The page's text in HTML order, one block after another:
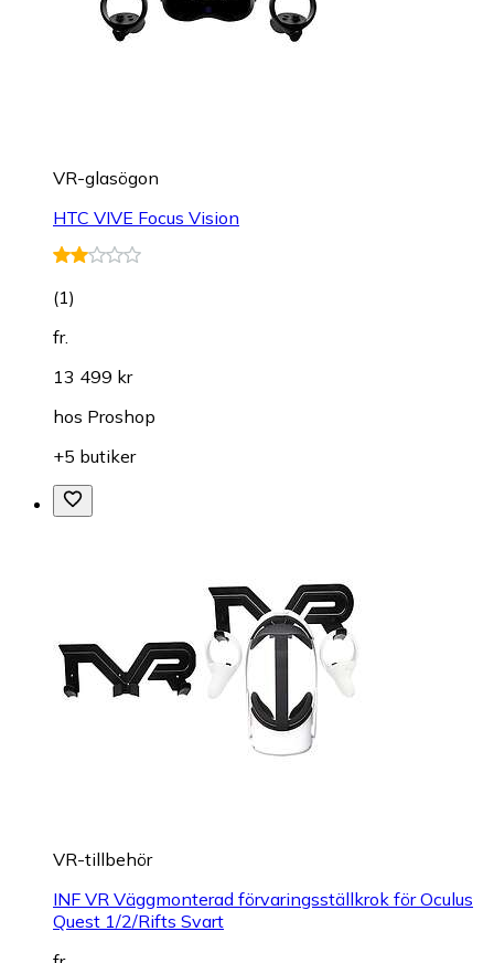
VR-glasögon
HTC VIVE Focus Vision
(1)
fr.
13 499 kr
hos Proshop
+5 butiker
VR-tillbehör
INF VR Väggmonterad förvaringsställkrok för Oculus
Quest 1/2/Rifts Svart